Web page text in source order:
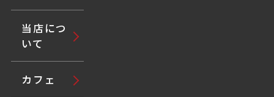
当店につ
いて
カフェ